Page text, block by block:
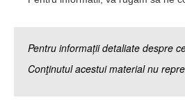
Pentru informații detaliate despre
Conţinutul acestui material nu